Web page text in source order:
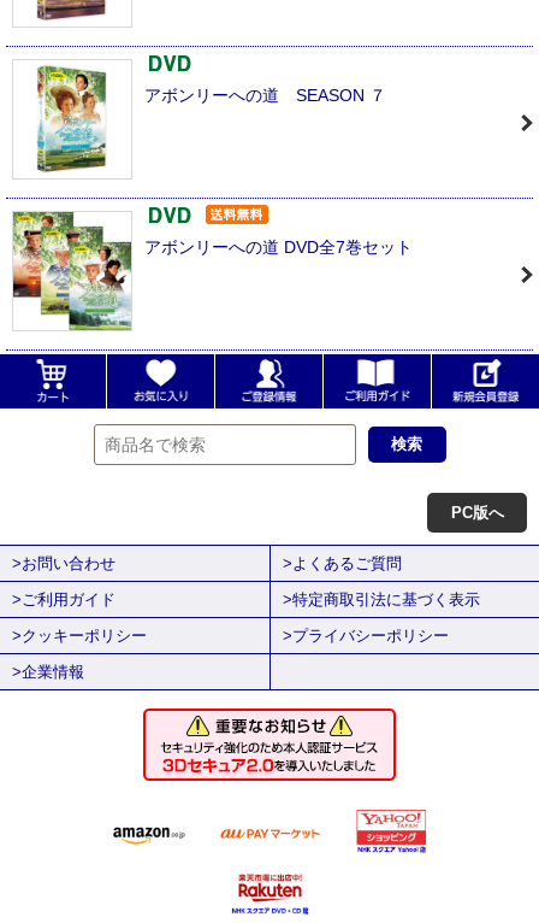
アボンリーへの道 SEASON ７
アボンリーへの道 DVD全7巻セット
PC版へ
>お問い合わせ
>よくあるご質問
>ご利用ガイド
>特定商取引法に基づく表示
>クッキーポリシー
>プライバシーポリシー
>企業情報